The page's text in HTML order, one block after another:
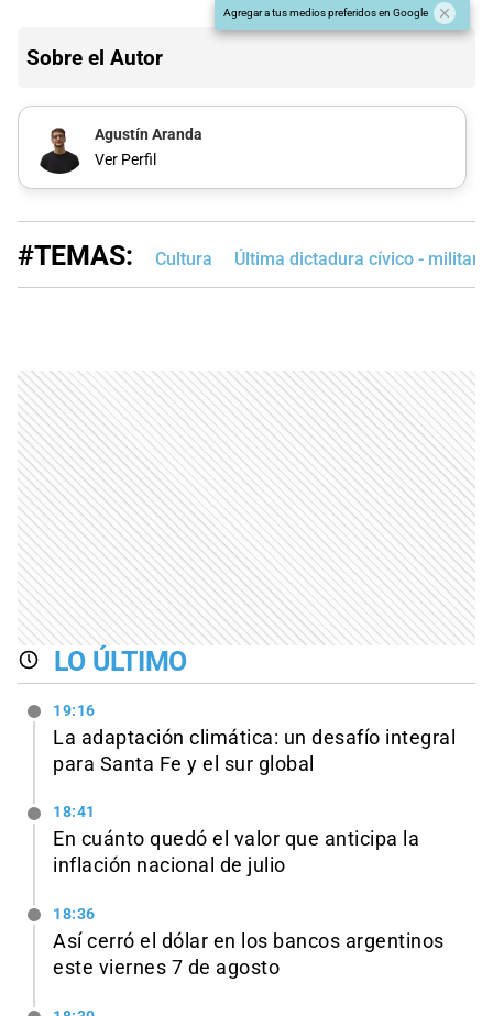
Agregar a tus medios preferidos en Google
Sobre el Autor
Agustín Aranda
Ver Perfil
#TEMAS: Cultura Última dictadura cívico - militar
LO ÚLTIMO
19:16
La adaptación climática: un desafío integral
para Santa Fe y el sur global
18:41
En cuánto quedó el valor que anticipa la
inflación nacional de julio
18:36
Así cerró el dólar en los bancos argentinos
este viernes 7 de agosto